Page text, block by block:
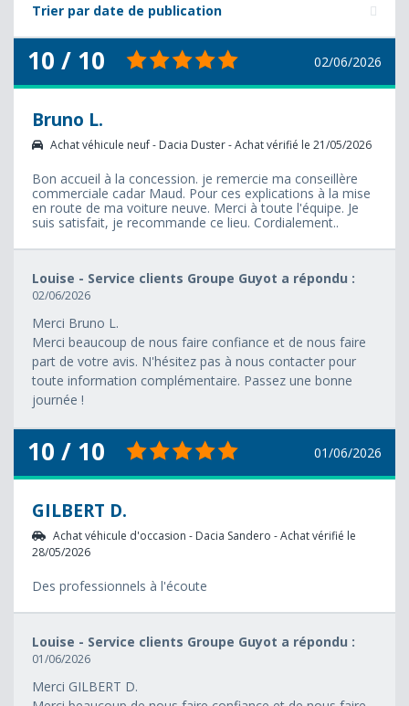
Trier par date de publication
10 / 10 02/06/2026
Bruno L.
Achat véhicule neuf - Dacia Duster - Achat vérifié le 21/05/2026
Bon accueil à la concession. je remercie ma conseillère
commerciale cadar Maud. Pour ces explications à la mise
en route de ma voiture neuve. Merci à toute l'équipe. Je
suis satisfait, je recommande ce lieu. Cordialement..
Louise - Service clients Groupe Guyot a répondu :
02/06/2026
Merci Bruno L.
Merci beaucoup de nous faire confiance et de nous faire
part de votre avis. N'hésitez pas à nous contacter pour
toute information complémentaire. Passez une bonne
journée !
10 / 10 01/06/2026
GILBERT D.
Achat véhicule d'occasion - Dacia Sandero - Achat vérifié le
28/05/2026
Des professionnels à l'écoute
Louise - Service clients Groupe Guyot a répondu :
01/06/2026
Merci GILBERT D.